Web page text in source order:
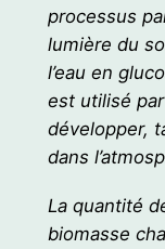
processus
lumière du
l’eau en
est utilisé
développer,
dans
La quantité
biomasse